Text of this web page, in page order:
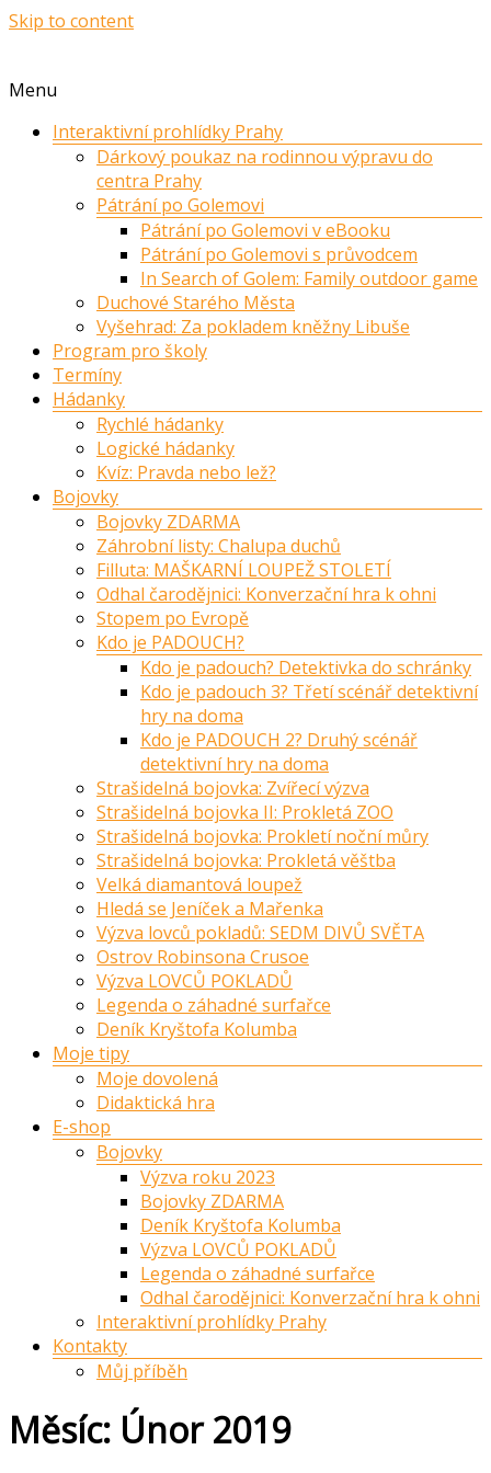
Skip to content
Menu
Interaktivní prohlídky Prahy
Dárkový poukaz na rodinnou výpravu do
centra Prahy
Pátrání po Golemovi
Pátrání po Golemovi v eBooku
Pátrání po Golemovi s průvodcem
In Search of Golem: Family outdoor game
Duchové Starého Města
Vyšehrad: Za pokladem kněžny Libuše
Program pro školy
Termíny
Hádanky
Rychlé hádanky
Logické hádanky
Kvíz: Pravda nebo lež?
Bojovky
Bojovky ZDARMA
Záhrobní listy: Chalupa duchů
Filluta: MAŠKARNÍ LOUPEŽ STOLETÍ
Odhal čarodějnici: Konverzační hra k ohni
Stopem po Evropě
Kdo je PADOUCH?
Kdo je padouch? Detektivka do schránky
Kdo je padouch 3? Třetí scénář detektivní
hry na doma
Kdo je PADOUCH 2? Druhý scénář
detektivní hry na doma
Strašidelná bojovka: Zvířecí výzva
Strašidelná bojovka II: Prokletá ZOO
Strašidelná bojovka: Prokletí noční můry
Strašidelná bojovka: Prokletá věštba
Velká diamantová loupež
Hledá se Jeníček a Mařenka
Výzva lovců pokladů: SEDM DIVŮ SVĚTA
Ostrov Robinsona Crusoe
Výzva LOVCŮ POKLADŮ
Legenda o záhadné surfařce
Deník Kryštofa Kolumba
Moje tipy
Moje dovolená
Didaktická hra
E-shop
Bojovky
Výzva roku 2023
Bojovky ZDARMA
Deník Kryštofa Kolumba
Výzva LOVCŮ POKLADŮ
Legenda o záhadné surfařce
Odhal čarodějnici: Konverzační hra k ohni
Interaktivní prohlídky Prahy
Kontakty
Můj příběh
Měsíc: Únor 2019